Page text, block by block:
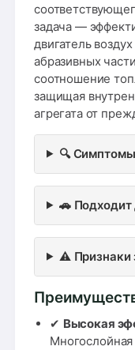
задача —
двигатель
абразивных
соотношение
защищая
агрегата от
🔍
🚗
⚠️ Признаки
✔ Высокая